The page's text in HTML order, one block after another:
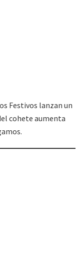
Festivos lanzan un
cohete aumenta